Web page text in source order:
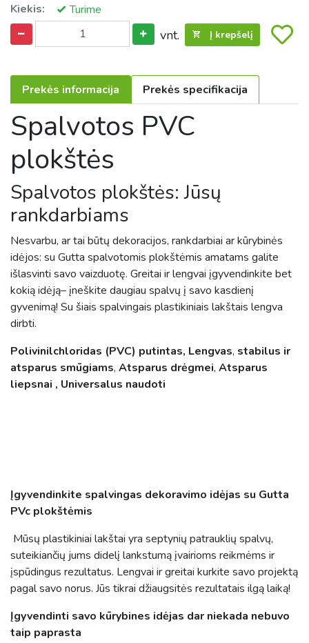
Kiekis: Turime
vnt. Į krepšelį
Prekės informacija Prekės specifikacija
Spalvotos PVC
plokštės
Spalvotos plokštės: Jūsų
rankdarbiams
Nesvarbu, ar tai būtų dekoracijos, rankdarbiai ar kūrybinės
idėjos: su Gutta spalvotomis plokštėmis amatams galite
išlasvinti savo vaizduotę. Greitai ir lengvai įgyvendinkite bet
kokią idėją– įneškite daugiau spalvų į savo kasdienį
gyvenimą! Su šiais spalvingais plastikiniais lakštais lengva
dirbti.
Polivinilchloridas (PVC) putintas, Lengvas, stabilus ir
atsparus smūgiams, Atsparus drėgmei, Atsparus
liepsnai , Universalus naudoti
Įgyvendinkite spalvingas dekoravimo idėjas su Gutta
PVc plokštėmis
Mūsų plastikiniai lakštai yra septynių patrauklių spalvų,
suteikiančių jums didelį lankstumą įvairioms reikmėms ir
įspūdingus rezultatus. Lengvai ir greitai kurkite savo projektą
pagal savo norus. Jūs tikrai džiaugsitės rezultatais ilgą laiką!
Įgyvendinti savo kūrybines idėjas dar niekada nebuvo
taip paprasta